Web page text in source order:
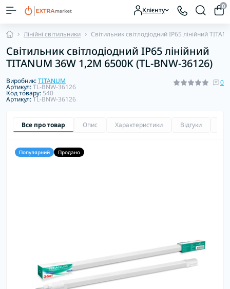
Клієнту 0
Лінійні світильники Світильник світлодіодний IP65 лінійний
Світильник світлодіодний IP65 лінійний
TITANUM 36W 1,2М 6500K (TL-BNW-36126)
Виробник:TITANUM
Артикул:TL-BNW-36126
Код товару: 540
Артикул:TL-BNW-36126
0
Все про товар Опис Характеристики Відгуки
Популярний Продано